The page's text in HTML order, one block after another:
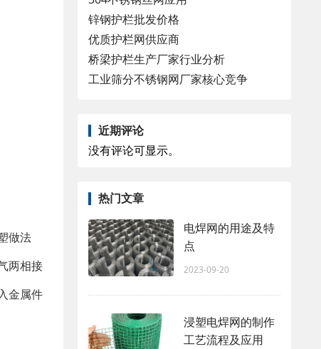
做法
两相接
金属件
锌钢护栏批发价格
优质护栏网供应商
桥梁护栏生产厂家行业分析
工业筛分不锈钢网厂家核心竞争
近期评论
没有评论可显示。
热门文章
电焊网的用途及特
点
2023-09-20
浸塑电焊网的制作
工艺流程及应用